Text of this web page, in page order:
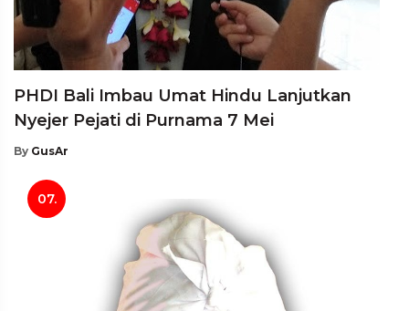
PHDI Bali Imbau Umat Hindu Lanjutkan
Nyejer Pejati di Purnama 7 Mei
By GusAr
07.